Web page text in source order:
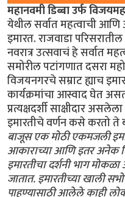
महानवमी डिब्बा उर्फ
येथील सर्वात महत्वाची
इमारत. राजवाडा
नवरात्र उत्सवाचं हे सर्वात
समोरील पटांगणात दसरा
विजयनगरचे सम्राट ह्याच
कार्यक्रमांचा आस्वाद घेत
प्रत्यक्षदर्शी साक्षीदार
इमारतीचे वर्णन कसे करतो ते
बाजूस एक मोठी एकमजली
आकाराच्या आणि इतर अनेक
इमारतीचा दर्शनी भाग
जातात. इमारतीच्या खाली
पाहण्यासाठी आलेले काही